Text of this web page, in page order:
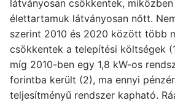
látványosan csökkentek,
élettartamuk látványosan nőtt.
szerint 2010 és 2020 között több
csökkentek a telepítési költségek
míg 2010-ben egy 1,8 kW-os
forintba került (2), ma ennyi
teljesítményű rendszer kapható.